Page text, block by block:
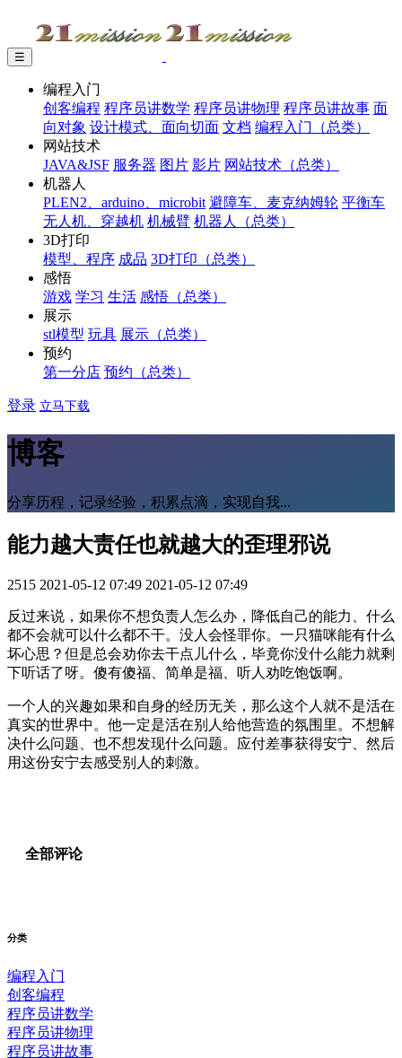
☰
编程入门
创客编程 程序员讲数学 程序员讲物理 程序员讲故事 面
向对象 设计模式、面向切面 文档 编程入门（总类）
网站技术
JAVA&JSF 服务器 图片 影片 网站技术（总类）
机器人
PLEN2、arduino、microbit 避障车、麦克纳姆轮 平衡车
无人机、穿越机 机械臂 机器人（总类）
3D打印
模型、程序 成品 3D打印（总类）
感悟
游戏 学习 生活 感悟（总类）
展示
stl模型 玩具 展示（总类）
预约
第一分店 预约（总类）
登录 立马下载
博客
分享历程，记录经验，积累点滴，实现自我...
能力越大责任也就越大的歪理邪说
2515 2021-05-12 07:49 2021-05-12 07:49
反过来说，如果你不想负责人怎么办，降低自己的能力、什么
都不会就可以什么都不干。没人会怪罪你。一只猫咪能有什么
坏心思？但是总会劝你去干点儿什么，毕竟你没什么能力就剩
下听话了呀。傻有傻福、简单是福、听人劝吃饱饭啊。
一个人的兴趣如果和自身的经历无关，那么这个人就不是活在
真实的世界中。他一定是活在别人给他营造的氛围里。不想解
决什么问题、也不想发现什么问题。应付差事获得安宁、然后
用这份安宁去感受别人的刺激。
全部评论
分类
编程入门
创客编程
程序员讲数学
程序员讲物理
程序员讲故事